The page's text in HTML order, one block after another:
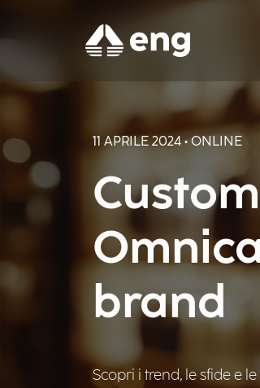
11 APRILE 2024 • ONLINE
brand
Scopri i trend, le sfide e